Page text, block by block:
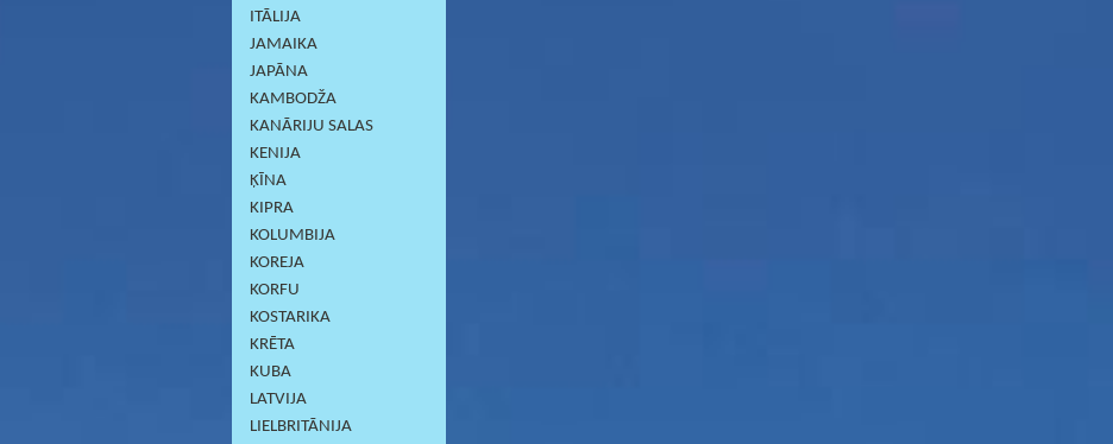
ITĀLIJA
JAMAIKA
JAPĀNA
KAMBODŽA
KANĀRIJU SALAS
KENIJA
ĶĪNA
KIPRA
KOLUMBIJA
KOREJA
KORFU
KOSTARIKA
KRĒTA
KUBA
LATVIJA
LIELBRITĀNIJA